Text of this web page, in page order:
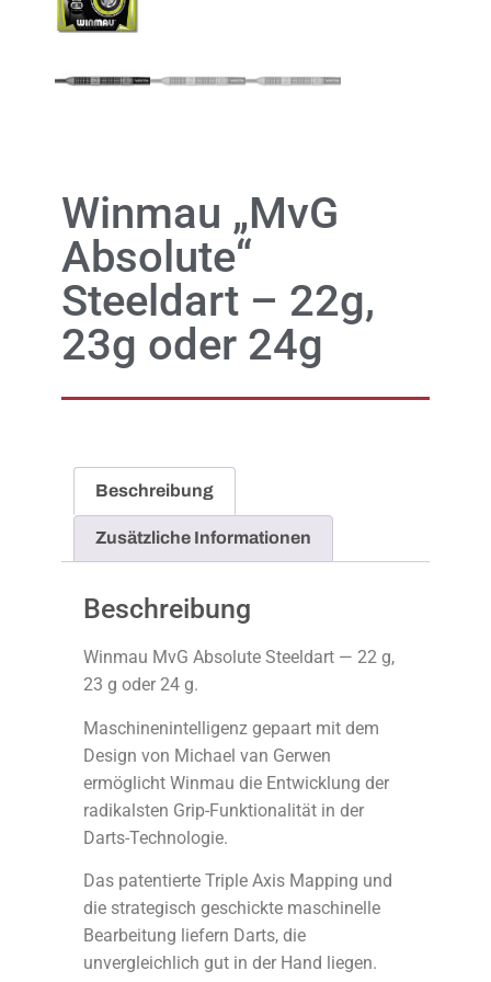
Winmau „MvG
Absolute“
Steeldart – 22g,
23g oder 24g
Beschreibung
Zusätzliche Informationen
Beschreibung
Winmau MvG Absolute Steeldart — 22 g,
23 g oder 24 g.
Maschinenintelligenz gepaart mit dem
Design von Michael van Gerwen
ermöglicht Winmau die Entwicklung der
radikalsten Grip-Funktionalität in der
Darts-Technologie.
Das patentierte Triple Axis Mapping und
die strategisch geschickte maschinelle
Bearbeitung liefern Darts, die
unvergleichlich gut in der Hand liegen.